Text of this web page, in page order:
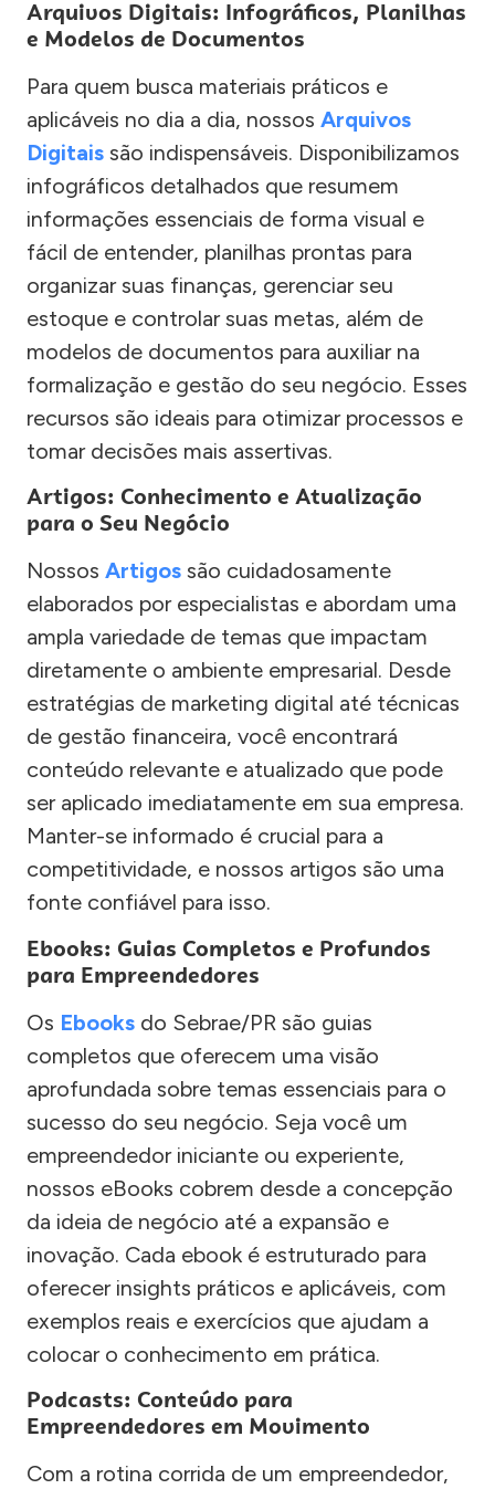
Arquivos Digitais: Infográficos, Planilhas
e Modelos de Documentos
Para quem busca materiais práticos e
aplicáveis no dia a dia, nossos Arquivos
Digitais são indispensáveis. Disponibilizamos
infográficos detalhados que resumem
informações essenciais de forma visual e
fácil de entender, planilhas prontas para
organizar suas finanças, gerenciar seu
estoque e controlar suas metas, além de
modelos de documentos para auxiliar na
formalização e gestão do seu negócio. Esses
recursos são ideais para otimizar processos e
tomar decisões mais assertivas.
Artigos: Conhecimento e Atualização
para o Seu Negócio
Nossos Artigos são cuidadosamente
elaborados por especialistas e abordam uma
ampla variedade de temas que impactam
diretamente o ambiente empresarial. Desde
estratégias de marketing digital até técnicas
de gestão financeira, você encontrará
conteúdo relevante e atualizado que pode
ser aplicado imediatamente em sua empresa.
Manter-se informado é crucial para a
competitividade, e nossos artigos são uma
fonte confiável para isso.
Ebooks: Guias Completos e Profundos
para Empreendedores
Os Ebooks do Sebrae/PR são guias
completos que oferecem uma visão
aprofundada sobre temas essenciais para o
sucesso do seu negócio. Seja você um
empreendedor iniciante ou experiente,
nossos eBooks cobrem desde a concepção
da ideia de negócio até a expansão e
inovação. Cada ebook é estruturado para
oferecer insights práticos e aplicáveis, com
exemplos reais e exercícios que ajudam a
colocar o conhecimento em prática.
Podcasts: Conteúdo para
Empreendedores em Movimento
Com a rotina corrida de um empreendedor,